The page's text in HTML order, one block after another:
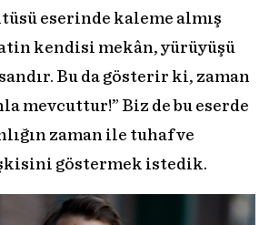
eserinde kaleme almış
kendisi mekân, yürüyüşü
Bu da gösterir ki, zaman
mevcuttur!” Biz de bu eserde
zaman ile tuhaf ve
göstermek istedik.